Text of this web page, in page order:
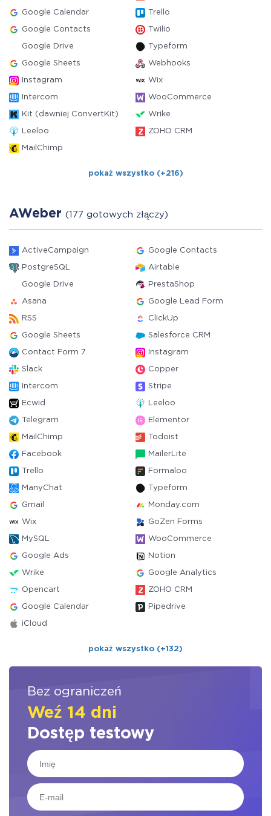
Google Calendar Trello
Google Contacts Twilio
Google Drive Typeform
Google Sheets Webhooks
Instagram Wix
Intercom WooCommerce
Kit (dawniej ConvertKit) Wrike
Leeloo ZOHO CRM
MailChimp
pokaż wszystko (+216)
AWeber (177 gotowych złączy)
ActiveCampaign Google Contacts
PostgreSQL Airtable
Google Drive PrestaShop
Asana Google Lead Form
RSS ClickUp
Google Sheets Salesforce CRM
Contact Form 7 Instagram
Slack Copper
Intercom Stripe
Ecwid Leeloo
Telegram Elementor
MailChimp Todoist
Facebook MailerLite
Trello Formaloo
ManyChat Typeform
Gmail Monday.com
Wix GoZen Forms
MySQL WooCommerce
Google Ads Notion
Wrike Google Analytics
Opencart ZOHO CRM
Google Calendar Pipedrive
iCloud
pokaż wszystko (+132)
Bez ograniczeń
Weź 14 dni
Dostęp testowy